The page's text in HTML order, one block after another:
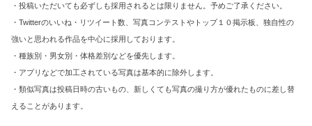
・投稿いただいても必ずしも採用されるとは限りません。予めご了承ください。
・Twitterのいいね・リツイート数、写真コンテストやトップ１０掲示板、独自性の
強いと思われる作品を中心に採用しております。
・種族別・男女別・体格差別などを優先します。
・アプリなどで加工されている写真は基本的に除外します。
・類似写真は投稿日時の古いもの、新しくても写真の撮り方が優れたものに差し替
えることがあります。